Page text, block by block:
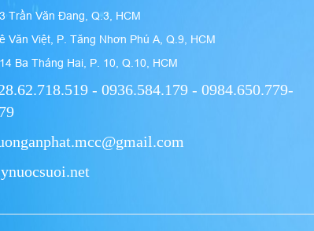
Trần Văn Đang, Q.3, HCM
Văn Việt, P. Tăng Nhơn Phú A, Q.9, HCM
Ba Tháng Hai, P. 10, Q.10, HCM
- 0936.584.179 - 0984.650.779-